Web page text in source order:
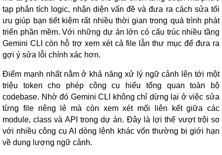
tạp phân tích logic, nhận diện vấn đề và đưa ra cách sửa tối
ưu giúp bạn tiết kiệm rất nhiều thời gian trong quá trình phát
triển phần mềm. Với những dự án lớn có cấu trúc nhiều tầng
Gemini CLI còn hỗ trợ xem xét cả file lẫn thư mục để đưa ra
gợi ý sửa lỗi chính xác hơn.
Điểm mạnh nhất nằm ở khả năng xử lý ngữ cảnh lên tới một
triệu token cho phép công cụ hiểu tổng quan toàn bộ
codebase. Nhờ đó Gemini CLI không chỉ dừng lại ở việc sửa
từng file riêng lẻ mà còn xem xét mối liên kết giữa các
module, class và API trong dự án. Đây là lợi thế vượt trội so
với nhiều công cụ AI dòng lệnh khác vốn thường bị giới hạn
về dung lượng ngữ cảnh.